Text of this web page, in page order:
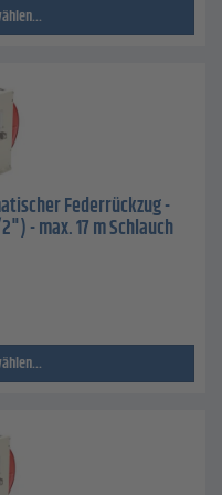
Federrückzug -
- max. 17 m Schlauch